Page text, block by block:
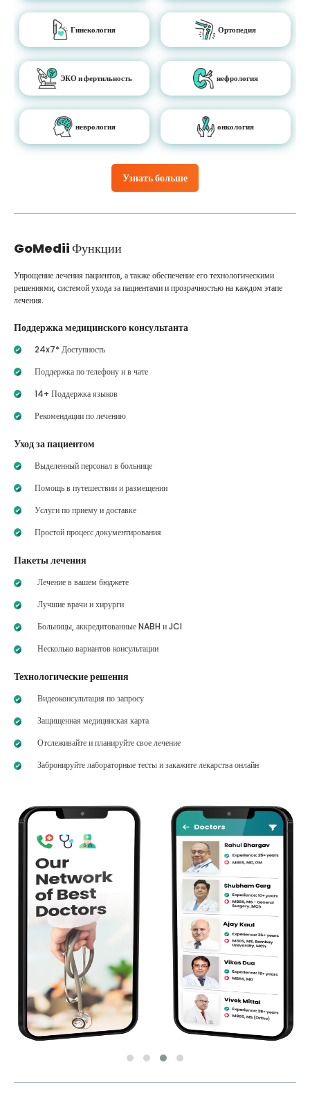
Узнать больше
Гинекология Ортопедия
ЭКО и фертильность нефрология
неврология онкология
GoMediiФункции
Упрощение лечения пациентов, а также обеспечение его технологическими
решениями, системой ухода за пациентами и прозрачностью на каждом этапе
лечения.
Поддержка медицинского консультанта
24x7* Доступность
Поддержка по телефону и в чате
14+ Поддержка языков
Рекомендации по лечению
Уход за пациентом
Выделенный персонал в больнице
Помощь в путешествии и размещении
Услуги по приему и доставке
Простой процесс документирования
Пакеты лечения
Лечение в вашем бюджете
Лучшие врачи и хирурги
Больницы, аккредитованные NABH и JCI
Несколько вариантов консультации
Технологические решения
Видеоконсультация по запросу
Защищенная медицинская карта
Отслеживайте и планируйте свое лечение
Забронируйте лабораторные тесты и закажите лекарства онлайн